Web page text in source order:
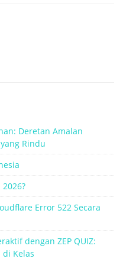
Deretan Amalan
Rindu
Error 522 Secara
dengan ZEP QUIZ:
Kelas